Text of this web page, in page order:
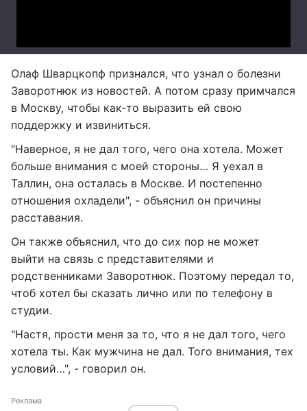
Олаф Шварцкопф признался, что узнал о болезни
Заворотнюк из новостей. А потом сразу примчался
в Москву, чтобы как-то выразить ей свою
поддержку и извиниться.
"Наверное, я не дал того, чего она хотела. Может
больше внимания с моей стороны… Я уехал в
Таллин, она осталась в Москве. И постепенно
отношения охладели", - объяснил он причины
расставания.
Он также объяснил, что до сих пор не может
выйти на связь с представителями и
родственниками Заворотнюк. Поэтому передал то,
чтоб хотел бы сказать лично или по телефону в
студии.
"Настя, прости меня за то, что я не дал того, чего
хотела ты. Как мужчина не дал. Того внимания, тех
условий…", - говорил он.
Реклама